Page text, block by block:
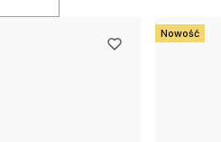
Nowość